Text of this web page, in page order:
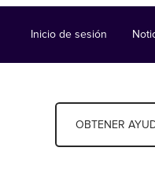
Inicio de sesión
OBTENER